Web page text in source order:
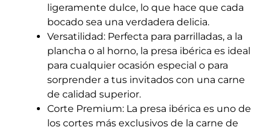
ligeramente dulce, lo que hace que cada
bocado sea una verdadera delicia.
Versatilidad: Perfecta para parrilladas, a la
plancha o al horno, la presa ibérica es ideal
para cualquier ocasión especial o para
sorprender a tus invitados con una carne
de calidad superior.
Corte Premium: La presa ibérica es uno de
los cortes más exclusivos de la carne de